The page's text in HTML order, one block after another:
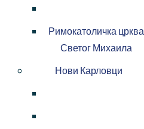
Римокатоличка црква
Светог Михаила
Нови Карловци